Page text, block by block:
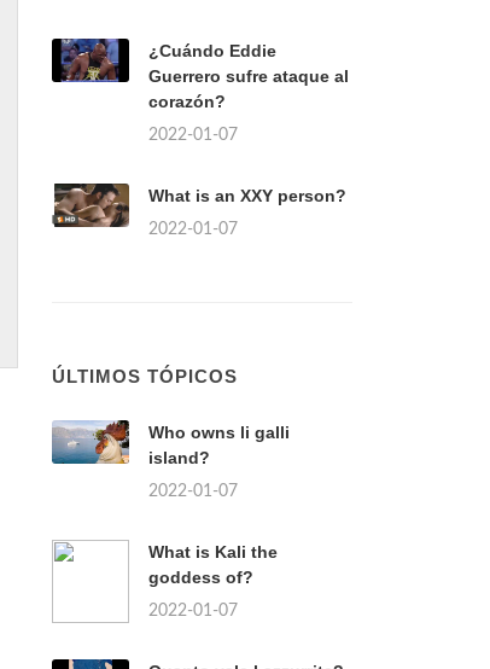
¿Cuándo Eddie
Guerrero sufre ataque al
corazón?
2022-01-07
What is an XXY person?
2022-01-07
ÚLTIMOS TÓPICOS
Who owns li galli
island?
2022-01-07
What is Kali the
goddess of?
2022-01-07